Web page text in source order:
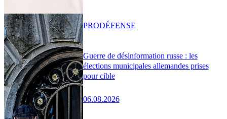
Guerre de désinformation russe : les
élections municipales allemandes prises
pour cible
06.08.2026
PRODÉFENSE